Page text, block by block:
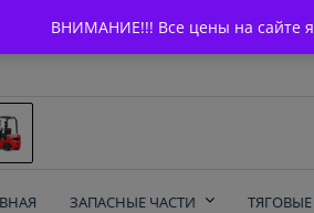
ВНИМАНИЕ!!! Все цены на сайте
для
ЗАПАСНЫЕ ЧАСТИ ТЯГОВЫЕ